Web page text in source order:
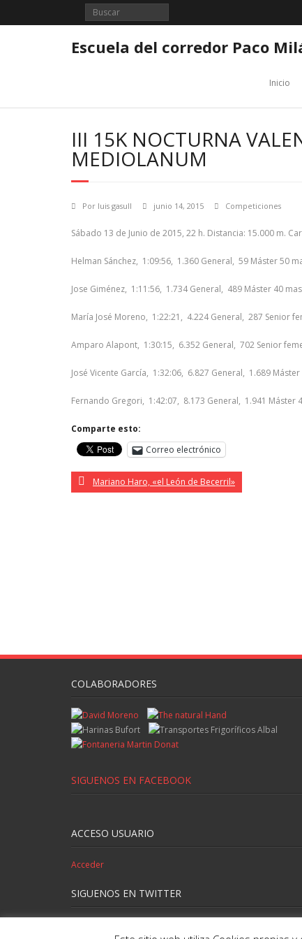
Escuela del corredor Paco
Inicio
III 15K NOCTURNA
MEDIOLANUM
Por luis gasull junio 14, 2015 Competiciones
Sábado 13 de Junio de 2015, 22 h. Distancia: 15.000 m.
Helman Sánchez, 1:09:56, 1.360 General, 59 Máster 50
Jose Giménez, 1:11:56, 1.734 General, 489 Máster 40
María José Moreno, 1:22:21, 4.224 General, 287 Senior
Amparo Alapont, 1:30:15, 6.352 General, 702 Senior
José Vicente García, 1:32:06, 6.827 General, 1.689
Fernando Gregori, 1:42:07, 8.173 General, 1.941 Máster
Comparte esto:
Correo electrónico
Mariano Haro, «el León de Becerril»
COLABORADORES
SIGUENOS EN FACEBOOK
ACCESO USUARIO
Acceder
SIGUENOS EN TWITTER